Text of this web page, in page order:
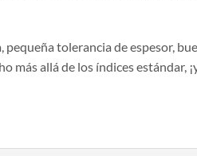
tolerancia de espesor,
más allá de los índices estándar,